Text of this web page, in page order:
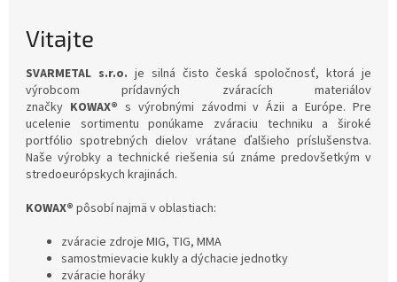
Vitajte
SVARMETAL s.r.o. je silná čisto česká spoločnosť, ktorá je
výrobcom prídavných zváracích materiálov
značky KOWAX® s výrobnými závodmi v Ázii a Európe. Pre
ucelenie sortimentu ponúkame zváraciu techniku a široké
portfólio spotrebných dielov vrátane ďalšieho príslušenstva.
Naše výrobky a technické riešenia sú známe predovšetkým v
stredoeurópskych krajinách.
KOWAX® pôsobí najmä v oblastiach:
zváracie zdroje MIG, TIG, MMA
samostmievacie kukly a dýchacie jednotky
zváracie horáky